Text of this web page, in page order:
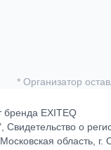
* Организатор
EXITEQ
о
область,